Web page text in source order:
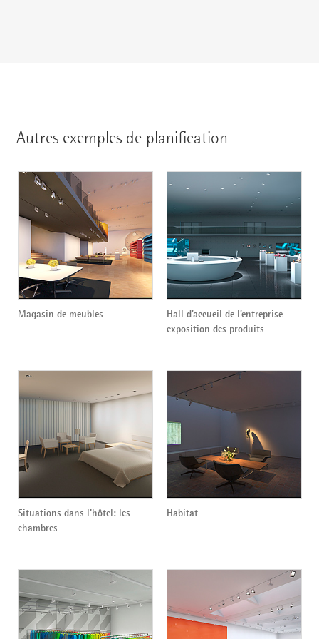
Autres exemples de planification
Magasin de meubles
Hall d’accueil de l’entreprise -
exposition des produits
Situations dans l'hôtel: les
chambres
Habitat